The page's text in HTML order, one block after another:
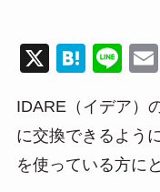
X
H
e
n
a
Li
e
IDARE（イデア）
に交換できるよう
を使っている方に